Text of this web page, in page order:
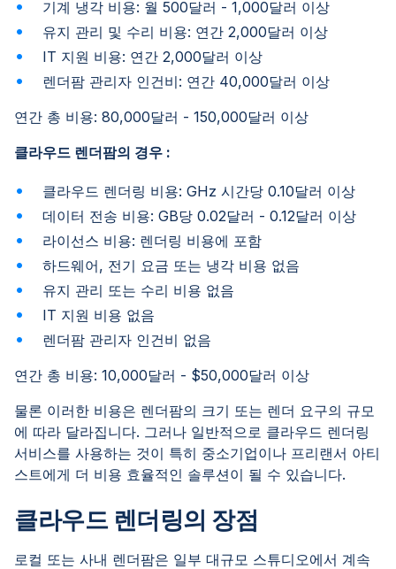
기계 냉각 비용: 월 500달러 - 1,000달러 이상
유지 관리 및 수리 비용: 연간 2,000달러 이상
IT 지원 비용: 연간 2,000달러 이상
렌더팜 관리자 인건비: 연간 40,000달러 이상
연간 총 비용: 80,000달러 - 150,000달러 이상
클라우드 렌더팜의 경우 :
클라우드 렌더링 비용: GHz 시간당 0.10달러 이상
데이터 전송 비용: GB당 0.02달러 - 0.12달러 이상
라이선스 비용: 렌더링 비용에 포함
하드웨어, 전기 요금 또는 냉각 비용 없음
유지 관리 또는 수리 비용 없음
IT 지원 비용 없음
렌더팜 관리자 인건비 없음
연간 총 비용: 10,000달러 - $50,000달러 이상
물론 이러한 비용은 렌더팜의 크기 또는 렌더 요구의 규모
에 따라 달라집니다. 그러나 일반적으로 클라우드 렌더링
서비스를 사용하는 것이 특히 중소기업이나 프리랜서 아티
스트에게 더 비용 효율적인 솔루션이 될 수 있습니다.
클라우드 렌더링의 장점
로컬 또는 사내 렌더팜은 일부 대규모 스튜디오에서 계속